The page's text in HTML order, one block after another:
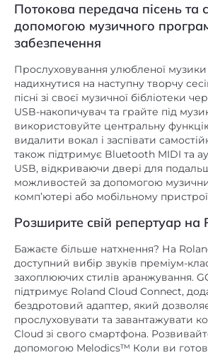
Потокова передача пісень та
допомогою музичного
забезпечення
Прослуховування улюбленої музики
надихнутися на наступну творчу
пісні зі своєї музичної бібліотеки
USB-накопичувач та грайте під
використовуйте центральну
видалити вокал і заспівати
також підтримує Bluetooth MIDI та
USB, відкриваючи двері для
можливостей за допомогою
комп’ютері або мобільному
Розширите свій репертуар на
Бажаєте більше натхнення? На
доступний вибір звуків преміум-
захоплюючих стилів аранжування.
підтримує Roland Cloud Connect,
бездротовий адаптер, який
прослуховувати та завантажувати
Cloud зі свого смартфона.
допомогою Melodics™ Коли ви